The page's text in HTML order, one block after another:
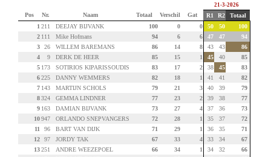
21-3-2026
Pos Nr. Naam Totaal Verschil Gat R1 R2
Totaal
1 211 DEEJAY BIJVANK 100 0 0 50 50
100
2 111 Mike Hofmans 94 6 6 47 47
94
3
26 WILLEM BAREMANS 86 14 8 43 43
86
4
9 DERK DE HEER 85 15 1 45 40
85
5 173 SOTIRIOS KIPARISSOUDIS 83 17 2 38 45
83
6225 DANNY WEMMERS 82 18 1 41 41
82
7 143 MARTIJN SCHOLS 79 21 3 40 39
79
8324 GEMMA LINDNER 77 23 2 39 38
77
9 163 DAMIAN BIJVANK 73 27 4 37 36
73
10947 ORLANDO SNEPVANGERS 72 28 1 35 37
72
11
96 BART VAN DIJK 71 29 1 36 35
71
12
97 JORDY TAK 67 33 4 33 34
67
13251 ANDRE WEEZEPOEL 66 34 1 34 32
66